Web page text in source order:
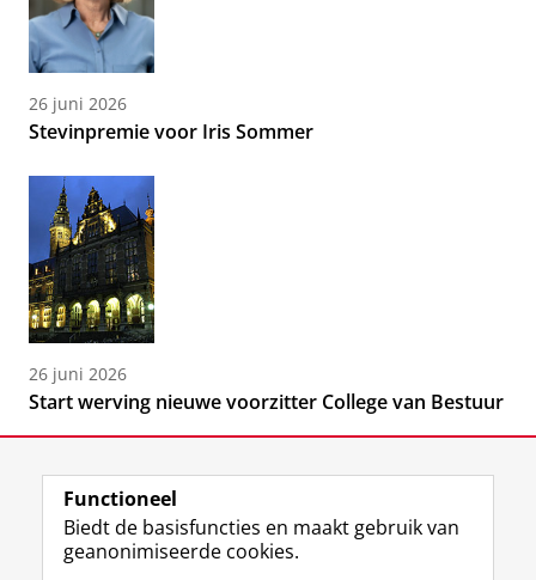
26 juni 2026
Stevinpremie voor Iris Sommer
26 juni 2026
Start werving nieuwe voorzitter College van Bestuur
Functioneel
Biedt de basisfuncties en maakt gebruik van
geanonimiseerde cookies.